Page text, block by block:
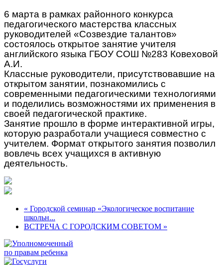
6 марта в рамках районного конкурса
педагогического мастерства классных
руководителей «Созвездие талантов»
состоялось открытое занятие учителя
английского языка ГБОУ СОШ №283 Ковеховой
А.И.
Классные руководители, присутствовавшие на
открытом занятии, познакомились с
современными педагогическими технологиями
и поделились возможностями их применения в
своей педагогической практике.
Занятие прошло в форме интерактивной игры,
которую разработали учащиеся совместно с
учителем. Формат открытого занятия позволил
вовлечь всех учащихся в активную
деятельность.
« Городской семинар «Экологическое воспитание
школьн...
ВСТРЕЧА С ГОРОДСКИМ СОВЕТОМ »